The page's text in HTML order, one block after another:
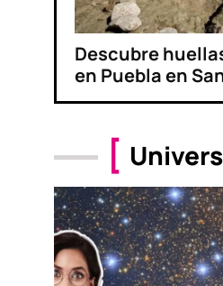
Descubre
en Puebla en